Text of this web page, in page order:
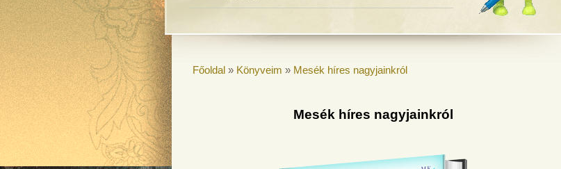
Főoldal » Könyveim » Mesék híres nagyjainkról
Mesék híres nagyjainkról